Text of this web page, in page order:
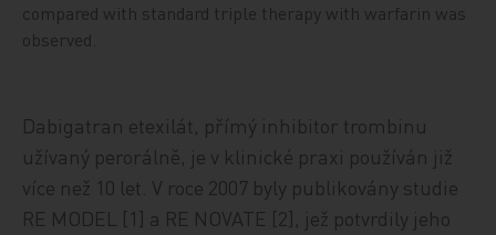
compared with standard triple therapy with warfarin was
observed.
Dabigatran etexilát, přímý inhibitor trombinu
užívaný per­orálně, je v klinické praxi používán již
více než 10 let. V ro­ce 2007 byly publikovány studie
RE MODEL [1] a RE NOVATE [2], jež potvrdily jeho